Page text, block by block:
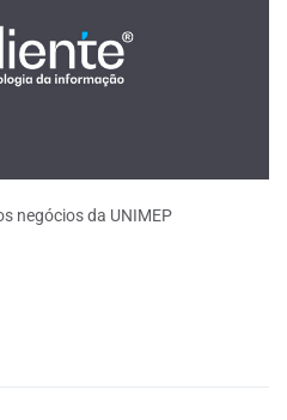
negócios da UNIMEP